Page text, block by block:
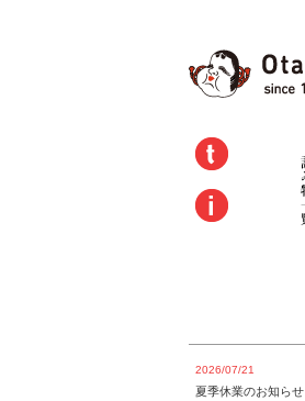
2026/07/21
夏季休業のお知らせ